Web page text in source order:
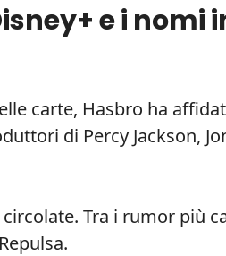
e i nomi
carte, Hasbro ha
di Percy Jackson,
Tra i rumor più